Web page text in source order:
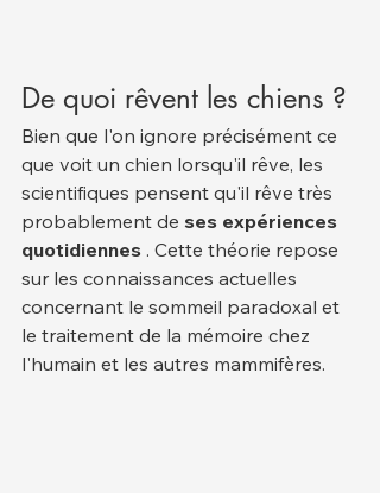
De quoi rêvent les chiens ?
Bien que l'on ignore précisément ce
que voit un chien lorsqu'il rêve, les
scientifiques pensent qu'il rêve très
probablement de ses expériences
quotidiennes . Cette théorie repose
sur les connaissances actuelles
concernant le sommeil paradoxal et
le traitement de la mémoire chez
l'humain et les autres mammifères.